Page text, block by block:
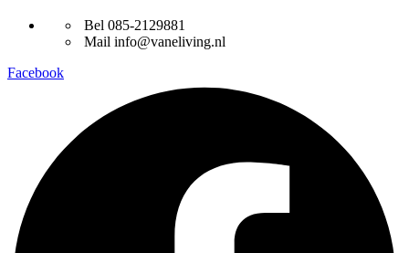
Bel 085-2129881
Mail info@vaneliving.nl
Facebook